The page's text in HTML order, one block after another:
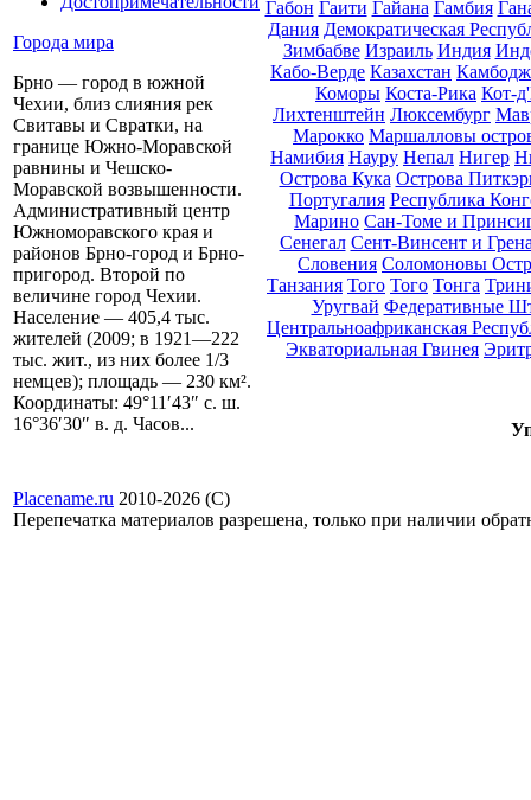
Города мира
Брно — город в южной
Чехии, близ слияния рек
Свитавы и Свратки, на
границе Южно-Моравской
равнины и Чешско-
Моравской возвышенности.
Административный центр
Южноморавского края и
районов Брно-город и Брно-
пригород. Второй по
величине город Чехии.
Население — 405,4 тыс.
жителей (2009; в 1921—222
тыс. жит., из них более 1/3
немцев); площадь — 230 км².
Координаты: 49°11′43″ с. ш.
16°36′30″ в. д. Часов...
Габон Гаити Гайана Гамбия
Дания Демократическая
Зимбабве Израиль Индия
Кабо-Верде Казахстан
Коморы Коста-Рика Кот-
Лихтенштейн Люксембург
Марокко Маршалловы
Намибия Науру Непал Нигер
Острова Кука Острова
Португалия Республика
Марино Сан-Томе и
Сенегал Сент-Винсент и
Словения Соломоновы
Танзания Того Того Тонга
Уругвай Федеративные
Центральноафриканская
Экваториальная Гвинея
Placename.ru 2010-2026 (С)
Перепечатка материалов разрешена, только при наличии